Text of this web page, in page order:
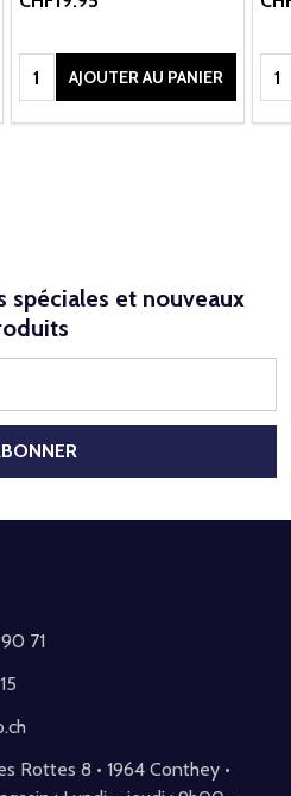
Quantité:AJOUTER AU PANIER
et nouveaux
71